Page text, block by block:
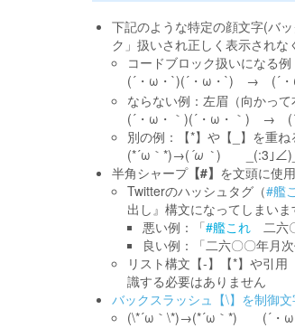
下記のような特定の顔文字(バ
ク」扱いされ正しく表示されな
コードブロック扱いになる例
(´・ω・`)(´・ω・`) → (´・
ならない例：左眉（向かっ
(´・ω・｀)(´・ω・｀) → (´
別の例：【*】や【_】を重ね
(*´ω｀*)→( ´ω｀) _(:3｣
半角シャープ【#】 を文頭に使
Twitterのハッシュタグ（#艦
出し』構文になってしまい
悪い例：「#艦これ二六〇
良い例：「二六〇〇年月
リスト構文【-】【*】や引
識する必要はありません
バックスラッシュ【\】を制御文
(\*´ω｀\*)→(*´ω｀*) (´・ω